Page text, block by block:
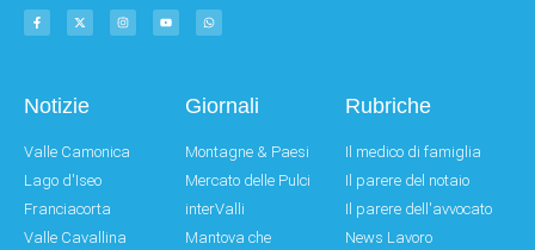
Notizie
Valle Camonica
Lago d'Iseo
Franciacorta
Valle Cavallina
Giornali
Montagne & Paesi
Mercato delle Pulci
interValli
Mantova che
Rubriche
Il medico di famiglia
Il parere del notaio
Il parere dell'avvocato
News Lavoro